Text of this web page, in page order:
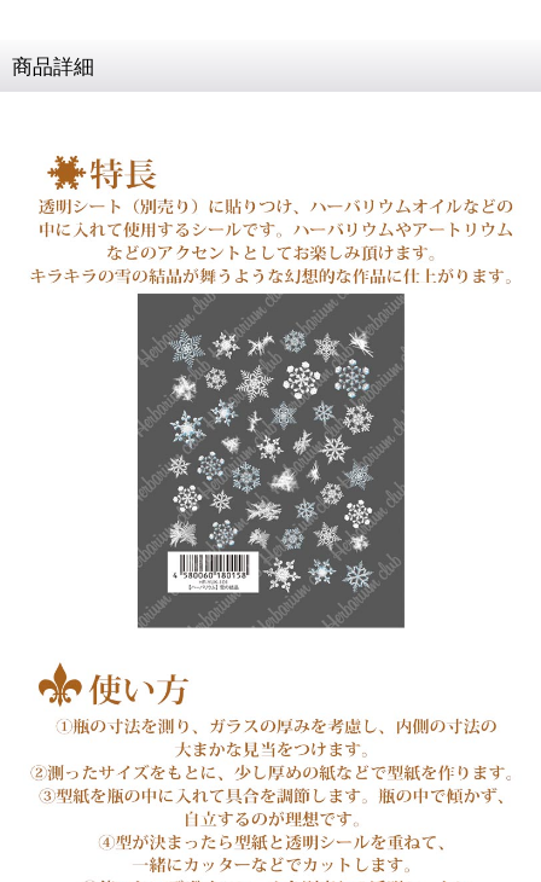
商品詳細